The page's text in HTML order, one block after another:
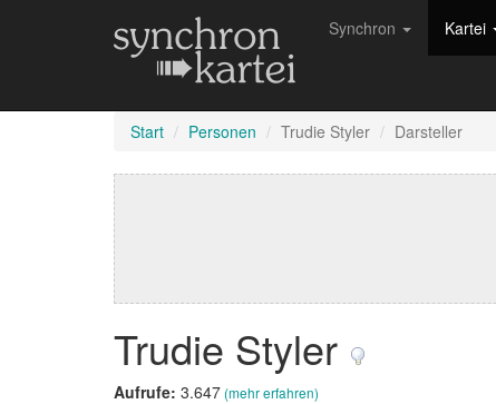
Synchron Kartei
Start Personen Trudie Styler Darsteller
Trudie Styler
Aufrufe: 3.647(mehr erfahren)